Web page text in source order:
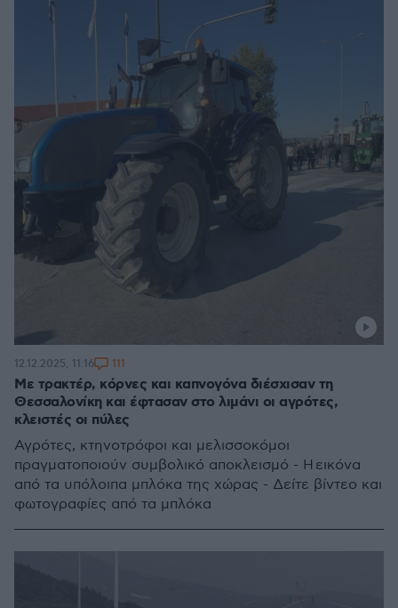
Με τρακτέρ, κόρνες και καπνογόνα διέσχισαν τη
Θεσσαλονίκη και έφτασαν στο λιμάνι οι αγρότες,
κλειστές οι πύλες
Αγρότες, κτηνοτρόφοι και μελισσοκόμοι
πραγματοποιούν συμβολικό αποκλεισμό - Η εικόνα
από τα υπόλοιπα μπλόκα της χώρας - Δείτε βίντεο και
φωτογραφίες από τα μπλόκα
12.12.2025, 11:16 111